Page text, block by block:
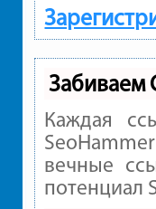
Забиваем
Каждая
вечные
потенциал